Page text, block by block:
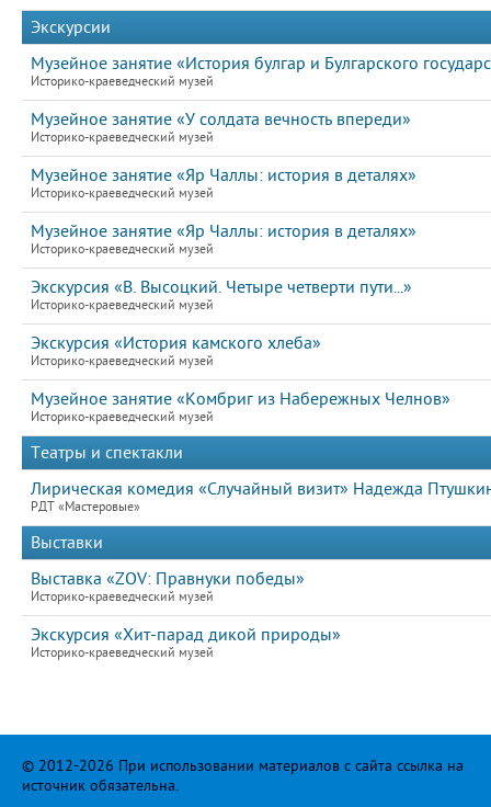
Экскурсии
Музейное занятие «История булгар и Булгарского
Историко-краеведческий музей
Музейное занятие «У солдата вечность впереди»
Историко-краеведческий музей
Музейное занятие «Яр Чаллы: история в деталях»
Историко-краеведческий музей
Музейное занятие «Яр Чаллы: история в деталях»
Историко-краеведческий музей
Экскурсия «В. Высоцкий. Четыре четверти пути...»
Историко-краеведческий музей
Экскурсия «История камского хлеба»
Историко-краеведческий музей
Музейное занятие «Комбриг из Набережных Челнов»
Историко-краеведческий музей
Театры и спектакли
Лирическая комедия «Случайный визит» Надежда
РДТ «Мастеровые»
Выставки
Выставка «ZOV: Правнуки победы»
Историко-краеведческий музей
Экскурсия «Хит-парад дикой природы»
Историко-краеведческий музей
© 2012-2026 При использовании материалов с сайта ссылка на
источник обязательна.